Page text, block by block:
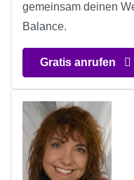
gemeinsam deinen
Balance.
Gratis anrufen